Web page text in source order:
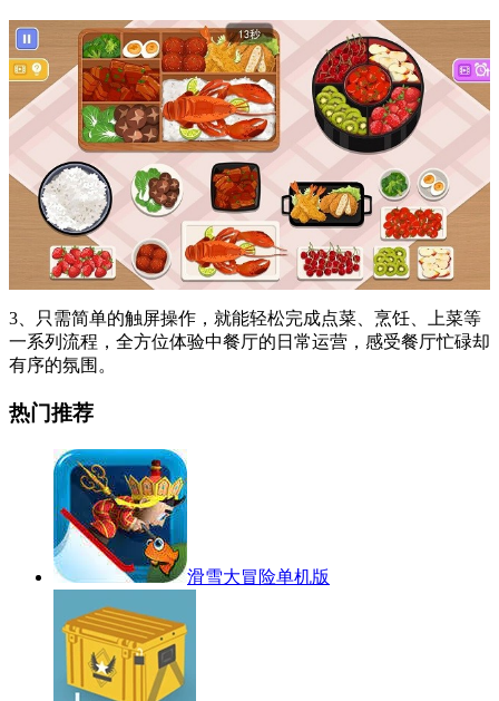
3、只需简单的触屏操作，就能轻松完成点菜、烹饪、上菜等
一系列流程，全方位体验中餐厅的日常运营，感受餐厅忙碌却
有序的氛围。
热门推荐
滑雪大冒险单机版